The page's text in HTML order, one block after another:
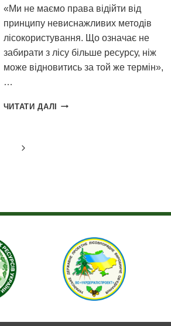
«Ми не маємо права відійти від
принципу невиснажливих методів
лісокористування. Що означає не
забирати з лісу більше ресурсу, ніж
може відновитись за той же термін»,
…
ЧИТАТИ ДАЛІ ЛІСОВА
ФОНДУ
Наступна